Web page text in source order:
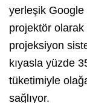
yerleşik Google
projektör olarak
projeksiyon
kıyasla yüzde
tüketimiyle
sağlıyor.